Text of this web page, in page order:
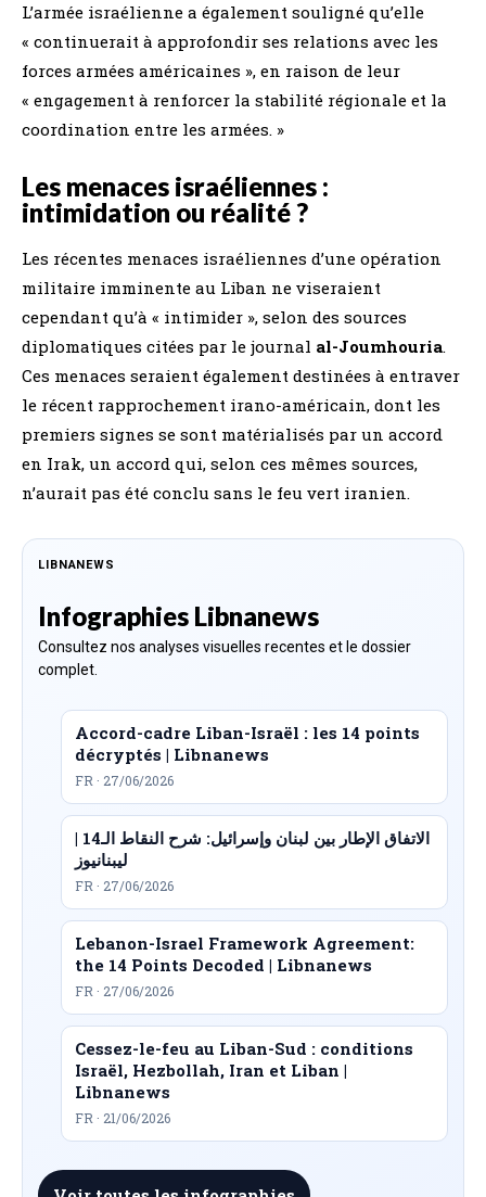
L’armée israélienne a également souligné qu’elle
« continuerait à approfondir ses relations avec les
forces armées américaines », en raison de leur
« engagement à renforcer la stabilité régionale et la
coordination entre les armées. »
Les menaces israéliennes :
intimidation ou réalité ?
Les récentes menaces israéliennes d’une opération
militaire imminente au Liban ne viseraient
cependant qu’à « intimider », selon des sources
diplomatiques citées par le journal al-Joumhouria.
Ces menaces seraient également destinées à entraver
le récent rapprochement irano-américain, dont les
premiers signes se sont matérialisés par un accord
en Irak, un accord qui, selon ces mêmes sources,
n’aurait pas été conclu sans le feu vert iranien.
LIBNANEWS
Infographies Libnanews
Consultez nos analyses visuelles recentes et le dossier
complet.
Accord-cadre Liban-Israël : les 14 points
décryptés | Libnanews
FR · 27/06/2026
الاتفاق الإطار بين لبنان وإسرائيل: شرح النقاط الـ14 |
ليبنانيوز
FR · 27/06/2026
Lebanon-Israel Framework Agreement:
the 14 Points Decoded | Libnanews
FR · 27/06/2026
Cessez-le-feu au Liban-Sud : conditions
Israël, Hezbollah, Iran et Liban |
Libnanews
FR · 21/06/2026